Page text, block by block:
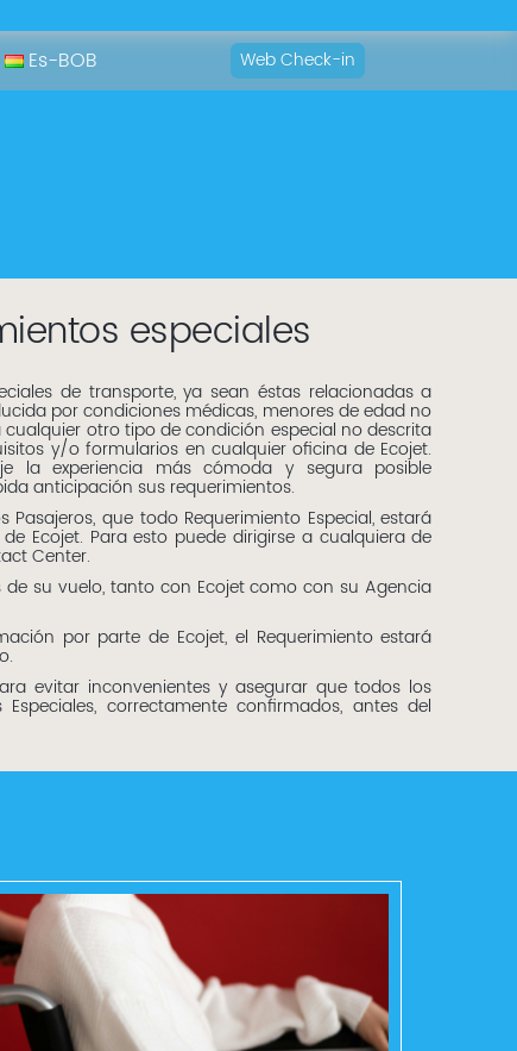
Es-BOB Web Check-in
especiales
de transporte, ya sean éstas relacionadas a
por condiciones médicas, menores de edad no
otro tipo de condición especial no descrita
y/o formularios en cualquier oficina de Ecojet.
la experiencia más cómoda y segura posible
anticipación sus requerimientos.
que todo Requerimiento Especial, estará
Ecojet. Para esto puede dirigirse a cualquiera de
Center.
de su vuelo, tanto con Ecojet como con su Agencia
por parte de Ecojet, el Requerimiento estará
evitar inconvenientes y asegurar que todos los
Especiales, correctamente confirmados, antes del